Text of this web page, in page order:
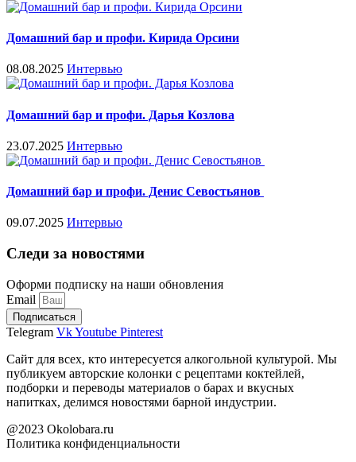
Домашний бар и профи. Кирида Орсини
08.08.2025 Интервью
Домашний бар и профи. Дарья Козлова
23.07.2025 Интервью
Домашний бар и профи. Денис Севостьянов
09.07.2025 Интервью
Следи за новостями
Оформи подписку на наши обновления
Email
Подписаться
Telegram VkYoutube Pinterest
Сайт для всех, кто интересуется алкогольной культурой. Мы
публикуем авторские колонки с рецептами коктейлей,
подборки и переводы материалов о барах и вкусных
напитках, делимся новостями барной индустрии.
@2023 Okolobara.ru
Политика конфиденциальности